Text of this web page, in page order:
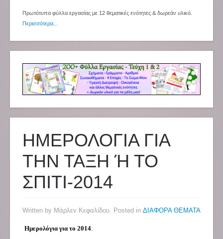
Πρωτότυπα φύλλα εργασίας με 12 θεματικές ενότητες & δωρεάν υλικό.
Περισσότερα...
ΗΜΕΡΟΛΟΓΙΑ ΓΙΑ
ΤΗΝ ΤΑΞΗ Ή ΤΟ
ΣΠΙΤΙ-2014
Written by Μάρλεν Κεφαλίδου. Posted in ΔΙΑΦΟΡΑ ΘΕΜΑΤΑ
Ημερολόγια για το 2014.